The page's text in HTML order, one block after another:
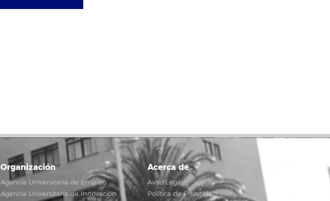
Organización
Agencia Universitaria de Empleo
Agencia Universitaria de Innovación
Acerca de
Aviso Legal
Política de Privacidad